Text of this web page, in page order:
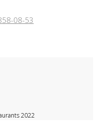
08-53
2022